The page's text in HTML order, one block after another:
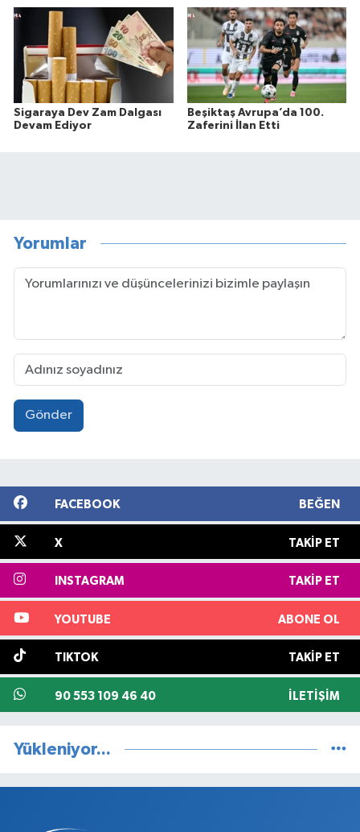
Sigaraya Dev Zam Dalgası
Devam Ediyor
Beşiktaş Avrupa’da 100.
Zaferini İlan Etti
Yorumlar
Gönder
FACEBOOK BEĞEN
X TAKIP ET
INSTAGRAM TAKIP ET
YOUTUBE ABONE OL
TIKTOK TAKIP ET
90 553 109 46 40 İLETIŞIM
Yükleniyor...